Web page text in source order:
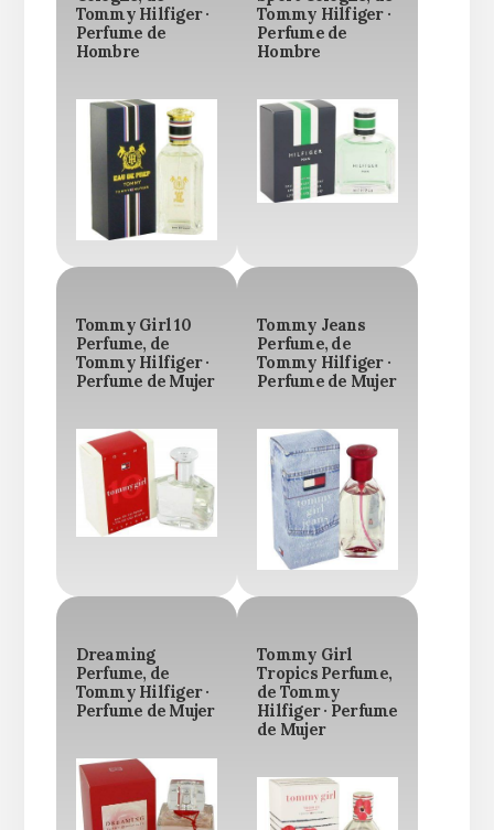
Tommy Hilfiger ·
Perfume de
Hombre
Tommy Hilfiger ·
Perfume de
Hombre
Tommy Girl 10
Perfume, de
Tommy Hilfiger ·
Perfume de Mujer
Tommy Jeans
Perfume, de
Tommy Hilfiger ·
Perfume de Mujer
Dreaming
Perfume, de
Tommy Hilfiger ·
Perfume de Mujer
Tommy Girl
Tropics Perfume,
de Tommy
Hilfiger · Perfume
de Mujer